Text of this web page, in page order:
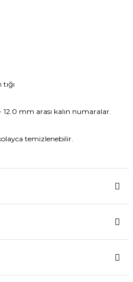
mm arası kalın numaralar.
temizlenebilir.